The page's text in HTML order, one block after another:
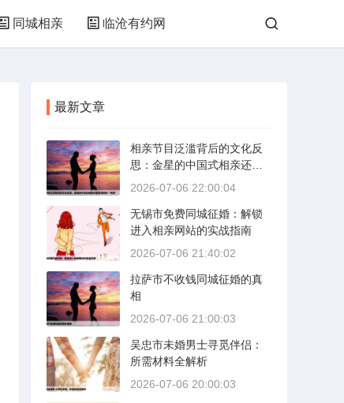
同城相亲 临沧有约网
最新文章
相亲节目泛滥背后的文化反
思：金星的中国式相亲还能
否保持其“完美”
2026-07-06 22:00:04
无锡市免费同城征婚：解锁
进入相亲网站的实战指南
2026-07-06 21:40:02
拉萨市不收钱同城征婚的真
相
2026-07-06 21:00:03
吴忠市未婚男士寻觅伴侣：
所需材料全解析
2026-07-06 20:00:03